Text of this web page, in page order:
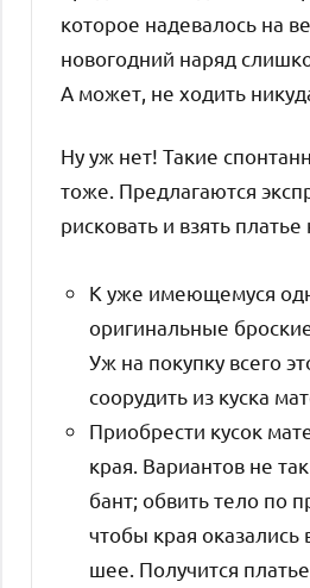
которое надевалось на
новогодний наряд
А может, не ходить
Ну уж нет! Такие
тоже. Предлагаются
рисковать и взять платье
К уже имеющемуся
оригинальные
Уж на покупку всего
соорудить из куска
Приобрести кусок
края. Вариантов не
бант; обвить тело по
чтобы края оказались
шее. Получится